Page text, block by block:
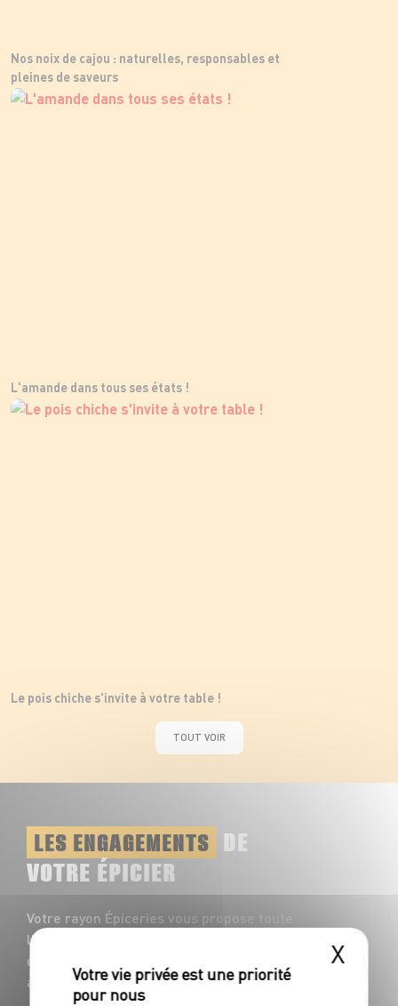
Nos noix de cajou : naturelles, responsables et
pleines de saveurs
L'amande dans tous ses états !
Le pois chiche s'invite à votre table !
TOUT VOIR
LES ENGAGEMENTS DE
VOTRE ÉPICIER
Votre rayon Épiceries vous propose toute
l'année une multitude de saveurs à
découvrir : plus de 1200 références
accompagnent vos repas du quotidien !
X